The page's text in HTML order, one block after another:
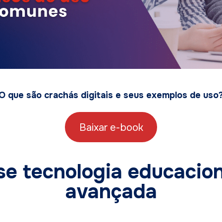
que são crachás digitais e seus exemplos de
Baixar e-book
tecnologia
avançada